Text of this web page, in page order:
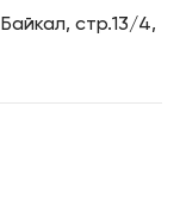
стр.13/4,